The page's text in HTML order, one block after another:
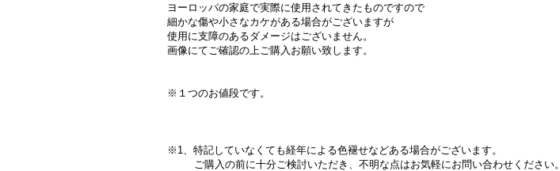
ヨーロッパの家庭で実際に使用されてきたものですので
細かな傷や小さなカケがある場合がございますが
使用に支障のあるダメージはございません。
画像にてご確認の上ご購入お願い致します。
※１つのお値段です。
※1、特記していなくても経年による色褪せなどある場合がございます。
ご購入の前に十分ご検討いただき、不明な点はお気軽にお問い合わせください。